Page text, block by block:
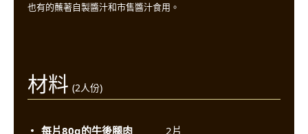
也有的蘸著自製醬汁和市售醬汁食用。
材料 (2人份)
每片80g的牛後腿肉
2片